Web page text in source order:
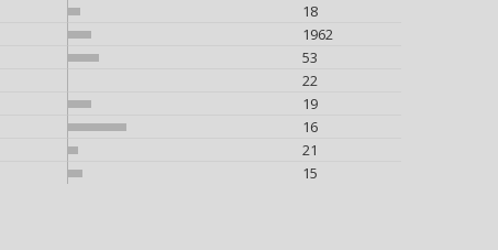
18
1962
53
22
19
16
21
15